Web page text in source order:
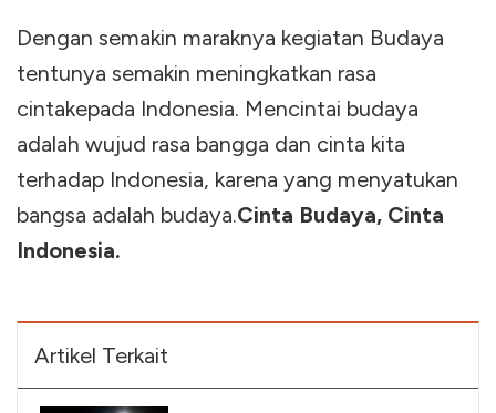
Dengan semakin maraknya kegiatan Budaya
tentunya semakin meningkatkan rasa
cintakepada Indonesia. Mencintai budaya
adalah wujud rasa bangga dan cinta kita
terhadap Indonesia, karena yang menyatukan
bangsa adalah budaya.Cinta Budaya, Cinta
Indonesia.
Artikel Terkait